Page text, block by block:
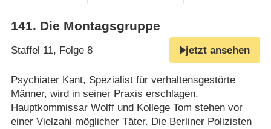
141. Die Montagsgruppe
Staffel 11, Folge 8 jetzt ansehen
Psychiater Kant, Spezialist für verhaltensgestörte
Männer, wird in seiner Praxis erschlagen.
Hauptkommissar Wolff und Kollege Tom stehen vor
einer Vielzahl möglicher Täter. Die Berliner Polizisten